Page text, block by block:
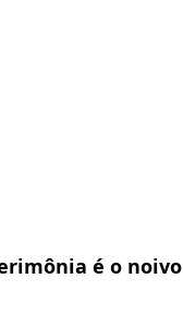
é o noivo